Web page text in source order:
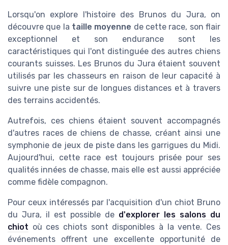
Lorsqu'on explore l'histoire des Brunos du Jura, on
découvre que la taille moyenne de cette race, son flair
exceptionnel et son endurance sont les
caractéristiques qui l'ont distinguée des autres chiens
courants suisses. Les Brunos du Jura étaient souvent
utilisés par les chasseurs en raison de leur capacité à
suivre une piste sur de longues distances et à travers
des terrains accidentés.
Autrefois, ces chiens étaient souvent accompagnés
d'autres races de chiens de chasse, créant ainsi une
symphonie de jeux de piste dans les garrigues du Midi.
Aujourd'hui, cette race est toujours prisée pour ses
qualités innées de chasse, mais elle est aussi appréciée
comme fidèle compagnon.
Pour ceux intéressés par l'acquisition d'un chiot Bruno
du Jura, il est possible de d'explorer les salons du
chiot où ces chiots sont disponibles à la vente. Ces
événements offrent une excellente opportunité de